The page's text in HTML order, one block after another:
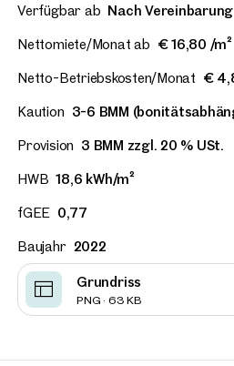
Verfügbar ab Nach Vereinbarung
Nettomiete/Monat ab € 16,80 /m²
Netto-Betriebskosten/Monat €
Kaution 3-6 BMM
Provision 3 BMM zzgl. 20 % USt.
HWB 18,6 kWh/m²
fGEE 0,77
Baujahr 2022
Grundriss
PNG · 63 KB